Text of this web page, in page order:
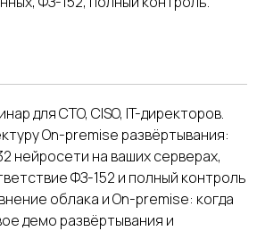
для CTO, CISO, IT-директоров.
On-premise развёртывания:
нейросети на ваших серверах,
ФЗ-152 и полный контроль
облака и On-premise: когда
демо развёртывания и